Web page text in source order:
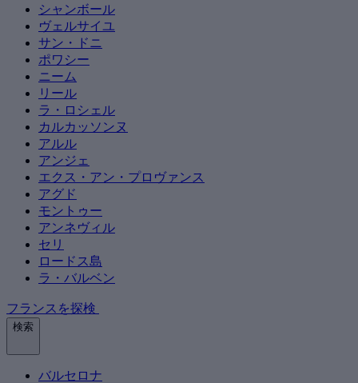
シャンボール
ヴェルサイユ
サン・ドニ
ポワシー
ニーム
リール
ラ・ロシェル
カルカッソンヌ
アルル
アンジェ
エクス・アン・プロヴァンス
アグド
モントゥー
アンネヴィル
セリ
ロードス島
ラ・バルベン
フランスを探検
検索
バルセロナ